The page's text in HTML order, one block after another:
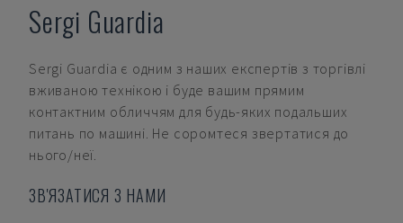
Sergi Guardia
Sergi Guardia є одним з наших експертів з торгівлі
вживаною технікою і буде вашим прямим
контактним обличчям для будь-яких подальших
питань по машині. Не соромтеся звертатися до
нього/неї.
ЗВ'ЯЗАТИСЯ З НАМИ